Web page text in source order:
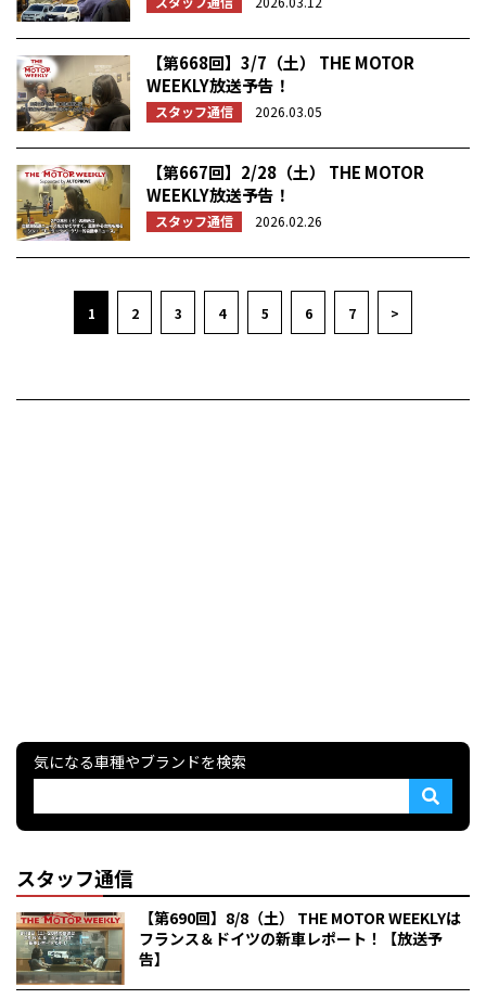
【第668回】3/7（土） THE MOTOR
WEEKLY放送予告！
スタッフ通信 2026.03.05
【第667回】2/28（土） THE MOTOR
WEEKLY放送予告！
スタッフ通信 2026.02.26
1 2 3 4 5 6 7 >
気になる車種やブランドを検索
スタッフ通信
【第690回】8/8（土） THE MOTOR WEEKLYは
フランス＆ドイツの新車レポート！【放送予
告】